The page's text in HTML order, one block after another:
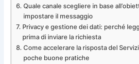
Quale canale scegliere in base
impostare il messaggio
Privacy e gestione dei dati: perché
prima di inviare la richiesta
Come accelerare la risposta del
poche buone pratiche